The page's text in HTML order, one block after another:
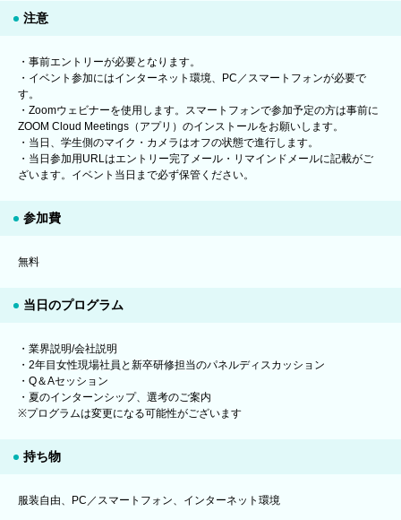
注意
・事前エントリーが必要となります。
・イベント参加にはインターネット環境、PC／スマートフォンが必要で
す。
・Zoomウェビナーを使用します。スマートフォンで参加予定の方は事前に
ZOOM Cloud Meetings（アプリ）のインストールをお願いします。
・当日、学生側のマイク・カメラはオフの状態で進行します。
・当日参加用URLはエントリー完了メール・リマインドメールに記載がご
ざいます。イベント当日まで必ず保管ください。
参加費
無料
当日のプログラム
・業界説明/会社説明
・2年目女性現場社員と新卒研修担当のパネルディスカッション
・Q＆Aセッション
・夏のインターンシップ、選考のご案内
※プログラムは変更になる可能性がございます
持ち物
服装自由、PC／スマートフォン、インターネット環境